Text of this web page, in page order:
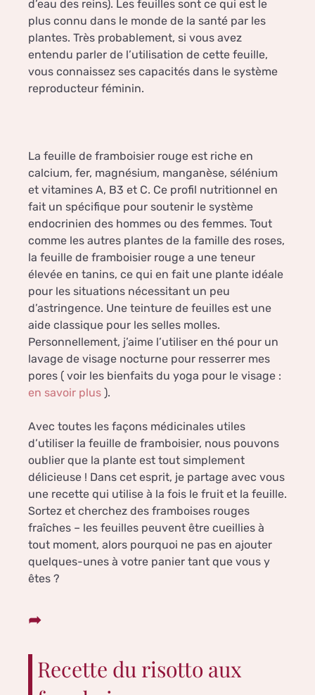
d’eau des reins). Les feuilles sont ce qui est le
plus connu dans le monde de la santé par les
plantes. Très probablement, si vous avez
entendu parler de l’utilisation de cette feuille,
vous connaissez ses capacités dans le système
reproducteur féminin.
La feuille de framboisier rouge est riche en
calcium, fer, magnésium, manganèse, sélénium
et vitamines A, B3 et C. Ce profil nutritionnel en
fait un spécifique pour soutenir le système
endocrinien des hommes ou des femmes. Tout
comme les autres plantes de la famille des roses,
la feuille de framboisier rouge a une teneur
élevée en tanins, ce qui en fait une plante idéale
pour les situations nécessitant un peu
d’astringence. Une teinture de feuilles est une
aide classique pour les selles molles.
Personnellement, j’aime l’utiliser en thé pour un
lavage de visage nocturne pour resserrer mes
pores ( voir les bienfaits du yoga pour le visage :
en savoir plus ).
Avec toutes les façons médicinales utiles
d’utiliser la feuille de framboisier, nous pouvons
oublier que la plante est tout simplement
délicieuse ! Dans cet esprit, je partage avec vous
une recette qui utilise à la fois le fruit et la feuille.
Sortez et cherchez des framboises rouges
fraîches – les feuilles peuvent être cueillies à
tout moment, alors pourquoi ne pas en ajouter
quelques-unes à votre panier tant que vous y
êtes ?
Recette du risotto aux